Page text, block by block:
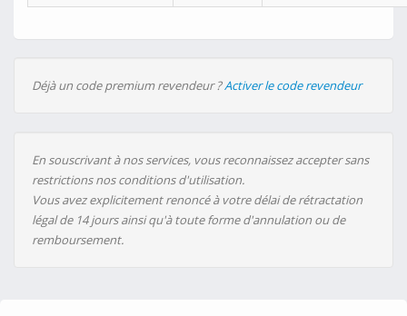
Déjà un code premium revendeur ?Activer le code revendeur
En souscrivant à nos services, vous reconnaissez accepter sans
restrictions nos conditions d'utilisation.
Vous avez explicitement renoncé à votre délai de rétractation
légal de 14 jours ainsi qu'à toute forme d'annulation ou de
remboursement.